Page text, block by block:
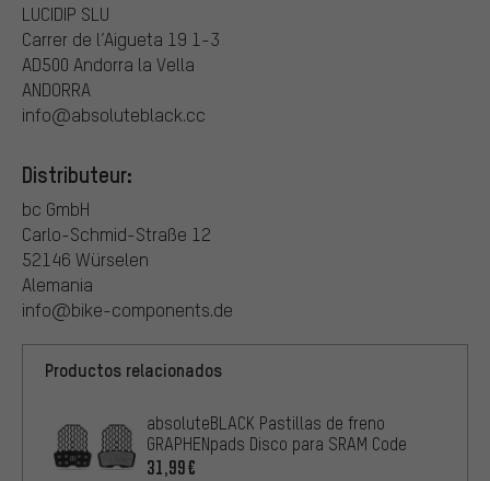
LUCIDIP SLU
Carrer de l’Aigueta 19 1-3
AD500 Andorra la Vella
ANDORRA
info@absoluteblack.cc
Distributeur:
bc GmbH
Carlo-Schmid-Straße 12
52146 Würselen
Alemania
info@bike-components.de
Productos relacionados
absoluteBLACK Pastillas de freno
GRAPHENpads Disco para SRAM Code
31,99€